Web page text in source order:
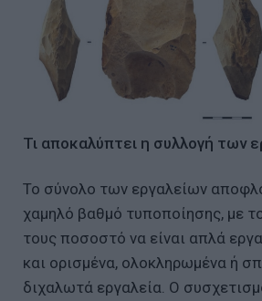
Τι αποκαλύπτει η συλλογή των
Το σύνολο των εργαλείων
χαμηλό βαθμό τυποποίησης, με
τους ποσοστό να είναι απλά
και ορισμένα, ολοκληρωμένα ή
διχαλωτά εργαλεία. Ο